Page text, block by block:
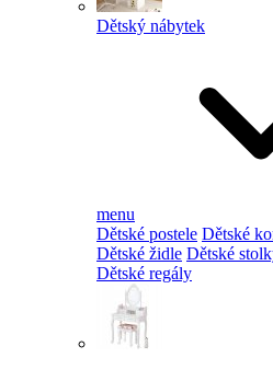
Dětský nábytek
menu
Dětské postele Dětské
Dětské židle Dětské
Dětské regály